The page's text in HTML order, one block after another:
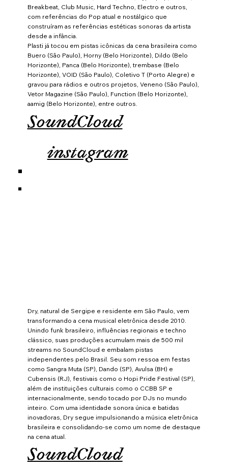
Breakbeat, Club Music, Hard Techno, Electro e outros,
com referências do Pop atual e nostálgico que
construíram as referências estéticas sonoras da artista
desde a infância.
Plasti já tocou em pistas icônicas da cena brasileira como
Buero (São Paulo), Horny (Belo Horizonte), Dildo (Belo
Horizonte), Panca (Belo Horizonte), trembase (Belo
Horizonte), VOID (São Paulo), Coletivo T (Porto Alegre) e
gravou para rádios e outros projetos, Veneno (São Paulo),
Vetor Magazine (São Paulo), Function (Belo Horizonte),
aamig (Belo Horizonte), entre outros.
SoundCloud
instagram
Dry, natural de Sergipe e residente em São Paulo, vem
transformando a cena musical eletrônica desde 2010.
Unindo funk brasileiro, influências regionais e techno
clássico, suas produções acumulam mais de 500 mil
streams no SoundCloud e embalam pistas
independentes pelo Brasil. Seu som ressoa em festas
como Sangra Muta (SP), Dando (SP), Avulsa (BH) e
Cubensis (RJ), festivais como o Hopi Pride Festival (SP),
além de instituições culturais como o CCBB SP e
internacionalmente, sendo tocado por DJs no mundo
inteiro. Com uma identidade sonora única e batidas
inovadoras, Dry segue impulsionando a música eletrônica
brasileira e consolidando-se como um nome de destaque
na cena atual.
SoundCloud